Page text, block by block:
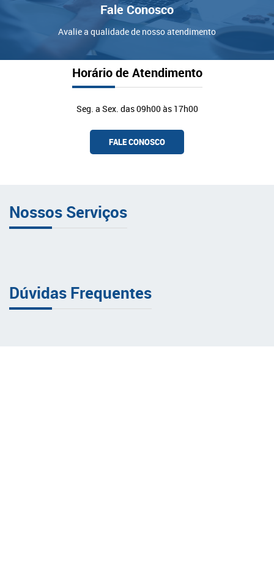
Fale Conosco
Avalie a qualidade de nosso atendimento
Horário de Atendimento
Seg. a Sex. das 09h00 às 17h00
FALE CONOSCO
Nossos Serviços
Dúvidas Frequentes